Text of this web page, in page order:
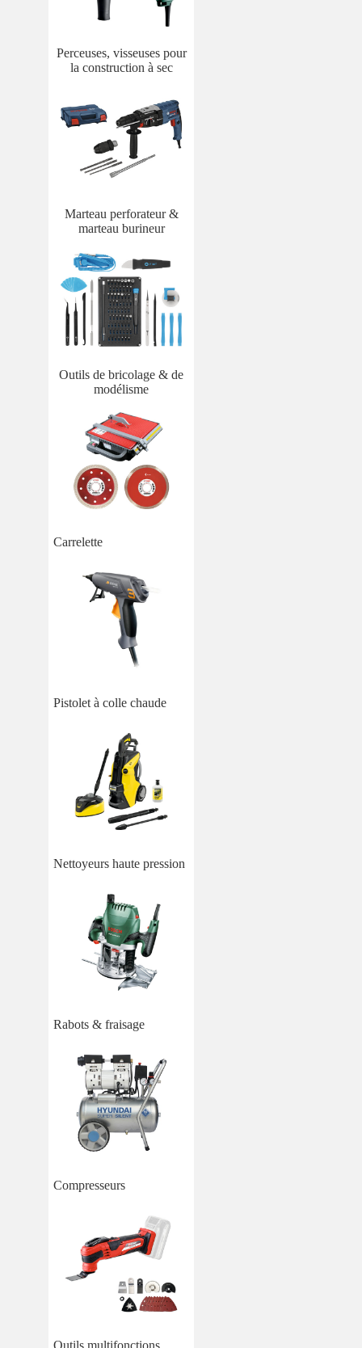
Perceuses, visseuses pour
la construction à sec
Marteau perforateur &
marteau burineur
Outils de bricolage & de
modélisme
Carrelette
Pistolet à colle chaude
Nettoyeurs haute pression
Rabots & fraisage
Compresseurs